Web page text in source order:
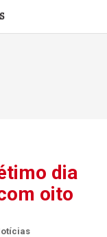
dia
oito